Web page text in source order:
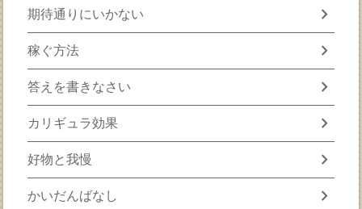
期待通りにいかない chevron_right
稼ぐ方法 chevron_right
答えを書きなさい chevron_right
カリギュラ効果 chevron_right
好物と我慢 chevron_right
かいだんばなし chevron_right